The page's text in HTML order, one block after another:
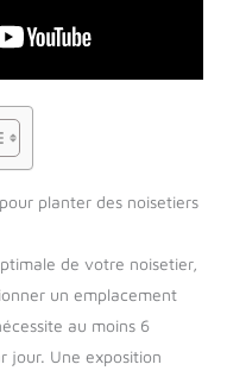
planter des noisetiers
de votre noisetier,
un emplacement
au moins 6
jour. Une exposition